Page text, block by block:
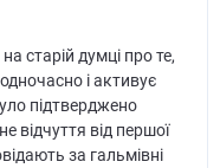
старій думці про те,
і активує
підтверджено
відчуття від першої
за гальмівні